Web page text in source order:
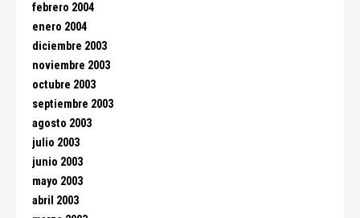
febrero 2004
enero 2004
diciembre 2003
noviembre 2003
octubre 2003
septiembre 2003
agosto 2003
julio 2003
junio 2003
mayo 2003
abril 2003